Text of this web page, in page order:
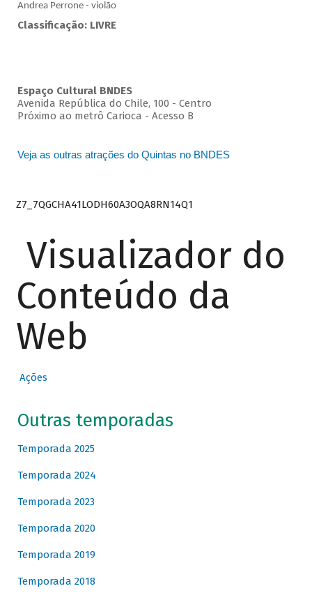
Andrea Perrone - violão
Classificação: LIVRE
Espaço Cultural BNDES
Avenida República do Chile, 100 - Centro
Próximo ao metrô Carioca - Acesso B
Veja as outras atrações do Quintas no BNDES
Z7_7QGCHA41LODH60A3OQA8RN14Q1
Visualizador do
Conteúdo da
Web
Ações
Outras temporadas
Temporada 2025
Temporada 2024
Temporada 2023
Temporada 2020
Temporada 2019
Temporada 2018